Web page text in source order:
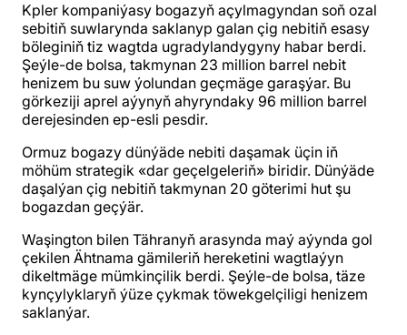
Kpler kompaniýasy bogazyň açylmagyndan soň ozal
sebitiň suwlarynda saklanyp galan çig nebitiň esasy
böleginiň tiz wagtda ugradylandygyny habar berdi.
Şeýle-de bolsa, takmynan 23 million barrel nebit
henizem bu suw ýolundan geçmäge garaşýar. Bu
görkeziji aprel aýynyň ahyryndaky 96 million barrel
derejesinden ep-esli pesdir.
Ormuz bogazy dünýäde nebiti daşamak üçin iň
möhüm strategik «dar geçelgeleriň» biridir. Dünýäde
daşalýan çig nebitiň takmynan 20 göterimi hut şu
bogazdan geçýär.
Waşington bilen Tähranyň arasynda maý aýynda gol
çekilen Ähtnama gämileriň hereketini wagtlaýyn
dikeltmäge mümkinçilik berdi. Şeýle-de bolsa, täze
kynçylyklaryň ýüze çykmak töwekgelçiligi henizem
saklanýar.